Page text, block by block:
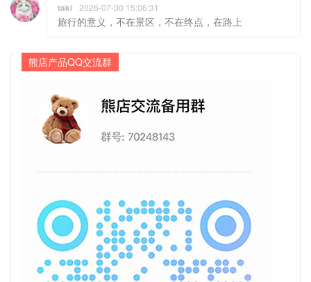
taki 2026-07-30 15:06:31
旅行的意义，不在景区，不在终点，在路上
熊店产品QQ交流群